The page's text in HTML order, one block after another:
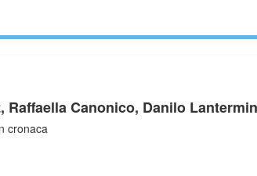
Raffaella Canonico, Danilo
cronaca